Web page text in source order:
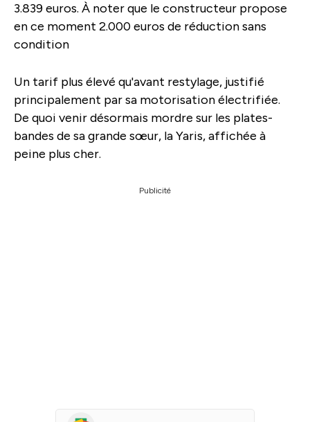
3.839 euros. À noter que le constructeur propose
en ce moment 2.000 euros de réduction sans
condition
Un tarif plus élevé qu'avant restylage, justifié
principalement par sa motorisation électrifiée.
De quoi venir désormais mordre sur les plates-
bandes de sa grande sœur, la Yaris, affichée à
peine plus cher.
Publicité